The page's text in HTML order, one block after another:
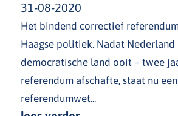
31-08-2020
Het bindend correctief
Haagse politiek. Nadat Nederland
democratische land ooit – twee
referendum afschafte, staat nu
referendumwet...